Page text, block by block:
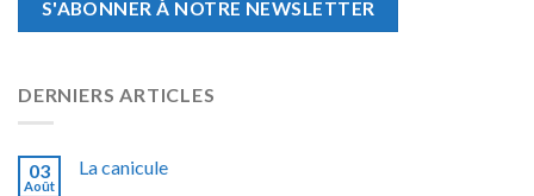
DERNIERS ARTICLES
03
Août
La canicule